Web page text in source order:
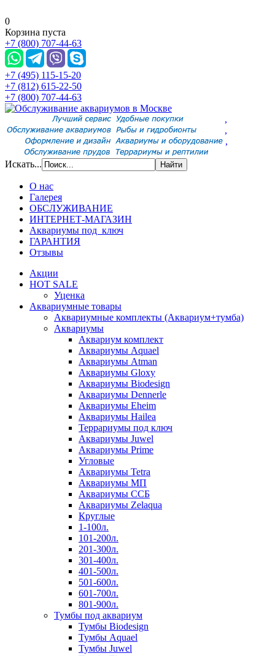
0
Корзина пуста
+7 (800) 707-44-63
+7 (495) 115-15-20
+7 (812) 615-22-50
+7 (800) 707-44-63
,
,
,
Искать...
О нас
Галерея
ОБСЛУЖИВАНИЕ
ИНТЕРНЕТ-МАГАЗИН
Аквариумы под ключ
ГАРАНТИЯ
Отзывы
Акции
HOT SALE
Уценка
Аквариумные товары
Аквариумные комплекты (Аквариум+тумба)
Аквариумы
Аквариум комплект
Аквариумы Aquael
Аквариумы Atman
Аквариумы Gloxy
Аквариумы Biodesign
Аквариумы Dennerle
Аквариумы Eheim
Аквариумы Hailea
Террариумы под ключ
Аквариумы Juwel
Аквариумы Prime
Угловые
Аквариумы Tetra
Аквариумы МП
Аквариумы ССБ
Аквариумы Zelaqua
Круглые
1-100л.
101-200л.
201-300л.
301-400л.
401-500л.
501-600л.
601-700л.
801-900л.
Тумбы под аквариум
Тумбы Biodesign
Тумбы Aquael
Тумбы Juwel